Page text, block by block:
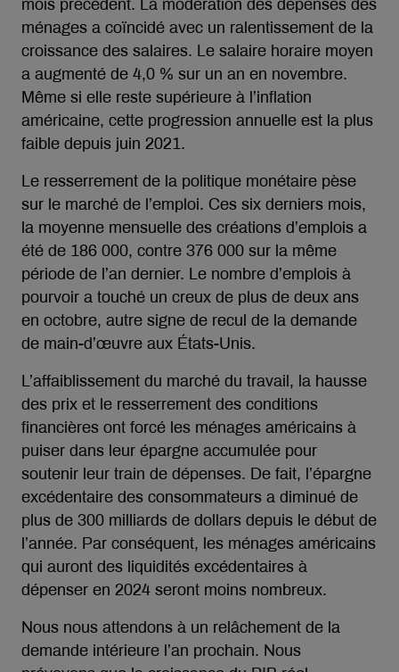
mois précédent. La modération des dépenses des
ménages a coïncidé avec un ralentissement de la
croissance des salaires. Le salaire horaire moyen
a augmenté de 4,0 % sur un an en novembre.
Même si elle reste supérieure à l’inflation
américaine, cette progression annuelle est la plus
faible depuis juin 2021.
Le resserrement de la politique monétaire pèse
sur le marché de l’emploi. Ces six derniers mois,
la moyenne mensuelle des créations d’emplois a
été de 186 000, contre 376 000 sur la même
période de l’an dernier. Le nombre d’emplois à
pourvoir a touché un creux de plus de deux ans
en octobre, autre signe de recul de la demande
de main-d’œuvre aux États-Unis.
L’affaiblissement du marché du travail, la hausse
des prix et le resserrement des conditions
financières ont forcé les ménages américains à
puiser dans leur épargne accumulée pour
soutenir leur train de dépenses. De fait, l’épargne
excédentaire des consommateurs a diminué de
plus de 300 milliards de dollars depuis le début de
l’année. Par conséquent, les ménages américains
qui auront des liquidités excédentaires à
dépenser en 2024 seront moins nombreux.
Nous nous attendons à un relâchement de la
demande intérieure l’an prochain. Nous